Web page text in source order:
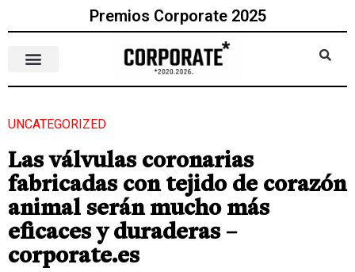
Premios Corporate 2025
UNCATEGORIZED
Las válvulas coronarias
fabricadas con tejido de corazón
animal serán mucho más
eficaces y duraderas –
corporate.es